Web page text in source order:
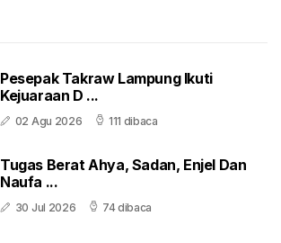
Pesepak Takraw Lampung Ikuti
Kejuaraan D ...
02 Agu 2026 111 dibaca
Tugas Berat Ahya, Sadan, Enjel Dan
Naufa ...
30 Jul 2026 74 dibaca